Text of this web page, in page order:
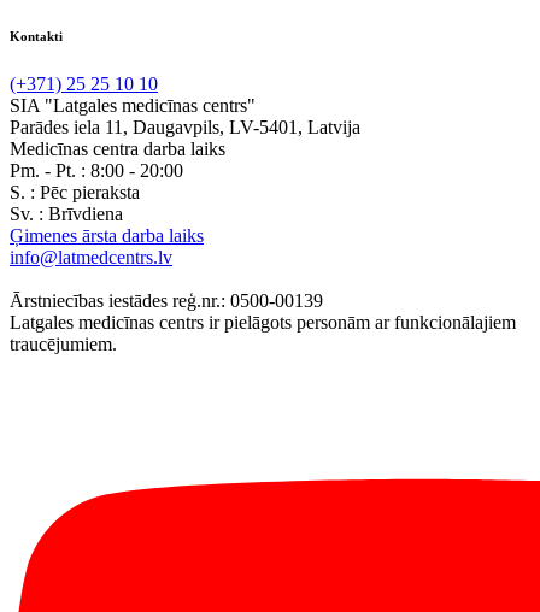
Kontakti
(+371) 25 25 10 10
SIA "Latgales medicīnas centrs"
Parādes iela 11, Daugavpils, LV-5401, Latvija
Medicīnas centra darba laiks
Pm. - Pt. : 8:00 - 20:00
S. : Pēc pieraksta
Sv. : Brīvdiena
Ģimenes ārsta darba laiks
info@latmedcentrs.lv
Ārstniecības iestādes reģ.nr.: 0500-00139
Latgales medicīnas centrs ir pielāgots personām ar funkcionālajiem
traucējumiem.